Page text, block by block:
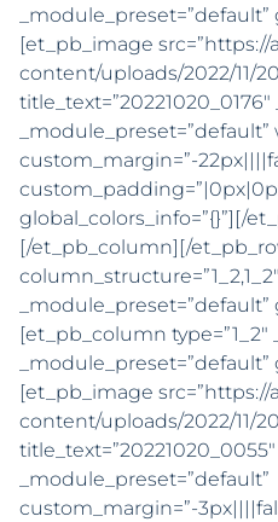
_module_preset=”default”
[et_pb_image
content/uploads/2022/11/
title_text=”20221020_0176″
_module_preset=”default”
custom_margin=”-
global_colors_info=”{}”][/
[/et_pb_column][/
_module_preset=”default”
[et_pb_column type=”1_2″
_module_preset=”default”
[et_pb_image
content/uploads/2022/11/
title_text=”20221020_0055″
_module_preset=”default”
custom_margin=”-